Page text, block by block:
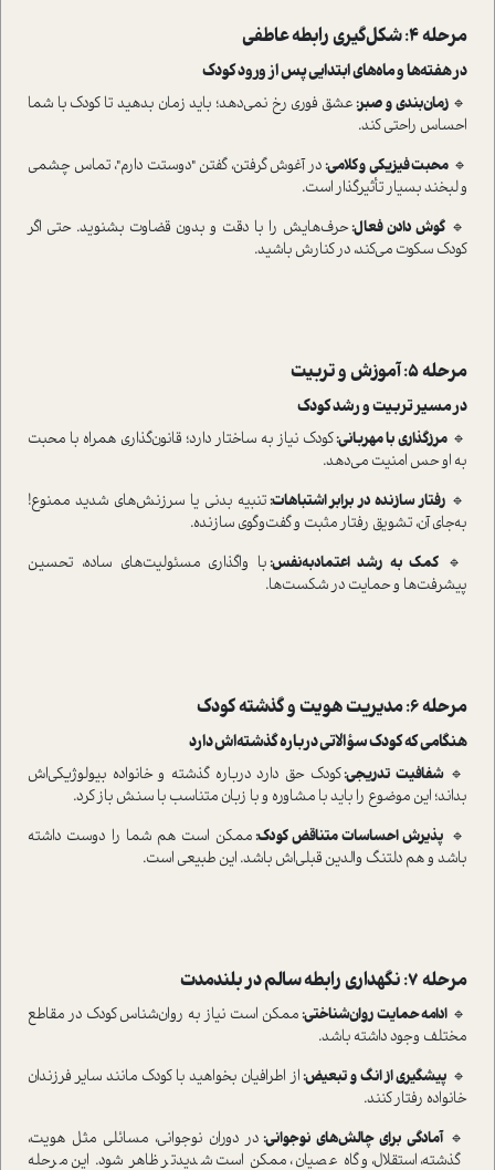
مرحله ۴: شکل‌گیری رابطه عاطفی
در هفته‌ها و ماه‌های ابتدایی پس از ورود کودک
🔹زمان‌بندی و صبر:عشق فوری رخ نمی‌دهد؛ باید زمان بدهید تا کودک با شما
احساس راحتی کند.
🔹 محبت فیزیکی و کلامی:در آغوش گرفتن، گفتن "دوستت دارم"، تماس چشمی
و لبخند بسیار تأثیرگذار است.
🔹 گوش دادن فعال:حرف‌هایش را با دقت و بدون قضاوت بشنوید. حتی اگر
کودک سکوت می‌کند، در کنارش باشید.
مرحله ۵: آموزش و تربیت
در مسیر تربیت و رشد کودک
🔹 مرزگذاری با مهربانی:کودک نیاز به ساختار دارد؛ قانون‌گذاری همراه با محبت
به او حس امنیت می‌دهد.
🔹 رفتار سازنده در برابر اشتباهات:تنبیه بدنی یا سرزنش‌های شدید ممنوع!
به‌جای آن، تشویق رفتار مثبت و گفت‌وگوی سازنده.
🔹 کمک به رشد اعتمادبه‌نفس:با واگذاری مسئولیت‌های ساده، تحسین
پیشرفت‌ها و حمایت در شکست‌ها.
مرحله ۶: مدیریت هویت و گذشته کودک
هنگامی که کودک سؤالاتی درباره گذشته‌اش دارد
🔹شفافیت تدریجی:کودک حق دارد درباره گذشته و خانواده بیولوژیکی‌اش
بداند؛ این موضوع را باید با مشاوره و با زبان متناسب با سنش باز کرد.
🔹 پذیرش احساسات متناقض کودک:ممکن است هم شما را دوست داشته
باشد و هم دلتنگ والدین قبلی‌اش باشد. این طبیعی است.
مرحله ۷: نگهداری رابطه سالم در بلندمدت
🔹 ادامه حمایت روان‌شناختی:ممکن است نیاز به روان‌شناس کودک در مقاطع
مختلف وجود داشته باشد.
🔹 پیشگیری از انگ و تبعیض:از اطرافیان بخواهید با کودک مانند سایر فرزندان
خانواده رفتار کنند.
🔹آمادگی برای چالش‌های نوجوانی: در دوران نوجوانی، مسائلی مثل هویت،
گذشته، استقلال، و گاه عصیان، ممکن است شدیدتر ظاهر شود. این مرحله